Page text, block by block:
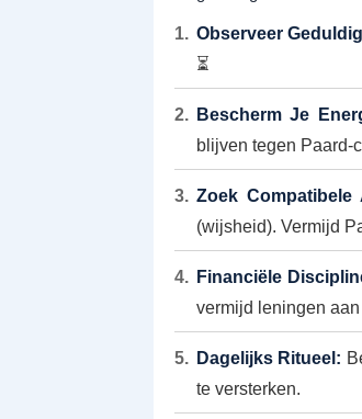
Observeer
⏳
Bescherm Je
blijven tegen Paard-
Zoek Compatibele
(wijsheid). Vermijd
Financiële
vermijd leningen
Dagelijks Ritueel:
te versterken.